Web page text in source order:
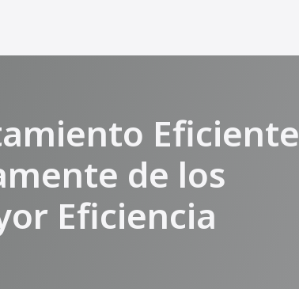
Eficiente
de los
Eficiencia